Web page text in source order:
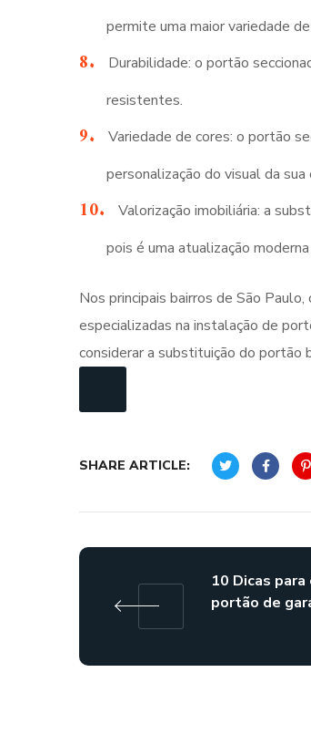
permite uma maior variedade
Durabilidade: o portão
resistentes.
Variedade de cores: o portão
personalização do visual da sua
Valorização imobiliária: a
pois é uma atualização
Nos principais bairros de São
especializadas na instalação de
considerar a substituição do portão
SHARE ARTICLE:
10 Dicas
portão de